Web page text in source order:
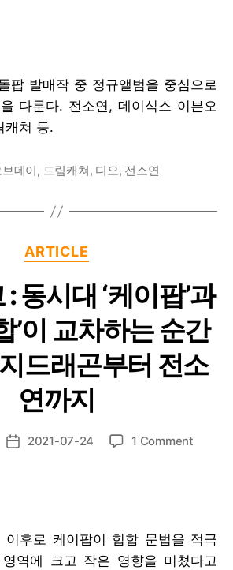
월
–
팝 발매작 중 정규앨범을 중심으로
다룬다. 전소연, 데이식스 이븐오
캐쳐 등.
데이, 드림캐쳐, 디오, 전소연
Categories
ARTICLE
동시대 ‘케이팝’과
’이 교차하는 순간
드래곤부터 전소
연까지
Post2021-07-24 1 Commenton
동
시
이후로 케이팝이 힙합 문법을 적극
역에 크고 작은 영향을 미쳤다고